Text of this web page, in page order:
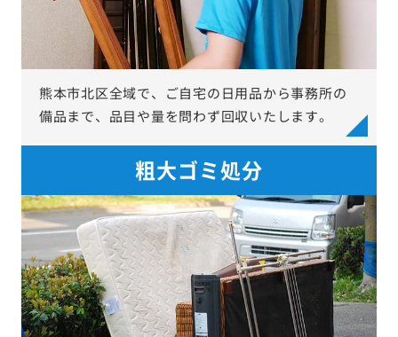
熊本市北区全域で、ご自宅の日用品から事務所の
備品まで、品目や量を問わず回収いたします。
粗大ゴミ処分